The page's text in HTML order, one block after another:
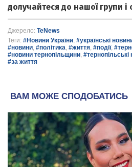
долучайтеся до нашої групи і
Джерело: TeNews
Теги: #Новини України, #українські
#новини, #політика, #життя, #події,
#новини тернопільщини, #тернопільські
#за життя